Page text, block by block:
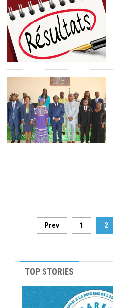
Prev 1 2
TOP STORIES